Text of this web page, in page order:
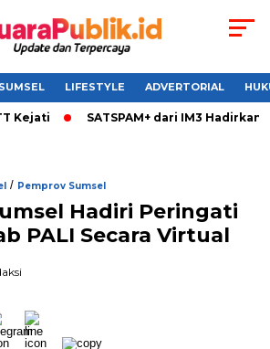
SUMSEL LIFESTYLE ADVERTORIAL
SATSPAM+ dari IM3 Hadirkan
/ Pemprov Sumsel
Hadiri Peringati
PALI Secara Virtual